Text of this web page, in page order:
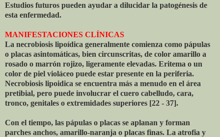
Estudios futuros pueden ayudar a dilucidar la patogénesis de
esta enfermedad.
MANIFESTACIONES CLÍNICAS
La necrobiosis lipoídica generalmente comienza como pápulas
o placas asintomáticas, bien circunscritas, de color amarillo a
rosado o marrón rojizo, ligeramente elevadas. Eritema o un
color de piel violáceo puede estar presente en la periferia.
Necrobiosis lipoidica se encuentra más a menudo en el área
pretibial, pero puede involucrar el cuero cabelludo, cara,
tronco, genitales o extremidades superiores [22 - 37].
Con el tiempo, las pápulas o placas se aplanan y forman
parches anchos, amarillo-naranja o placas finas. La atrofia y